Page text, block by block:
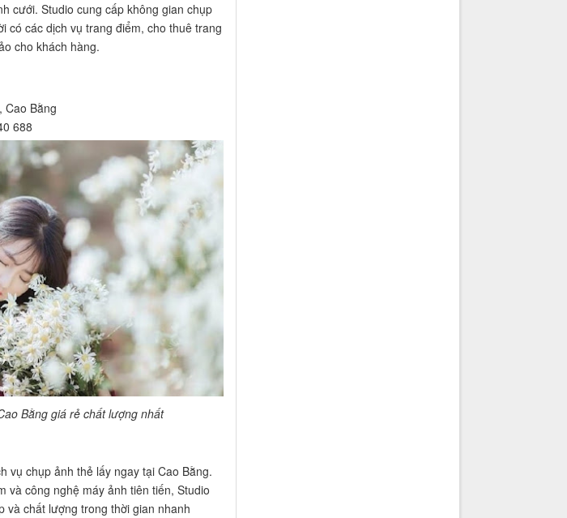
cưới. Studio cung cấp không gian chụp
có các dịch vụ trang điểm, cho thuê trang
cho khách hàng.
Cao Bằng
688
Bằng giá rẻ chất lượng nhất
vụ chụp ảnh thẻ lấy ngay tại Cao Bằng.
và công nghệ máy ảnh tiên tiến, Studio
và chất lượng trong thời gian nhanh